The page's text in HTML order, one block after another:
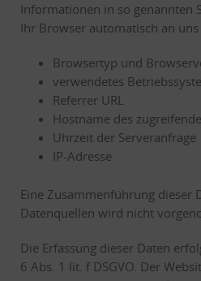
Informationen in so genannten
Ihr Browser automatisch an
Browsertyp und
verwendetes
Referrer URL
Hostname des
Uhrzeit der Serveranfrage
IP-Adresse
Eine Zusammenführung dieser
Datenquellen wird nicht
Die Erfassung dieser Daten
6 Abs. 1 lit. f DSGVO. Der